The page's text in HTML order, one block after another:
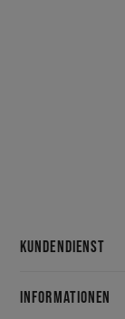
KUNDENDIENST
INFORMATIONEN